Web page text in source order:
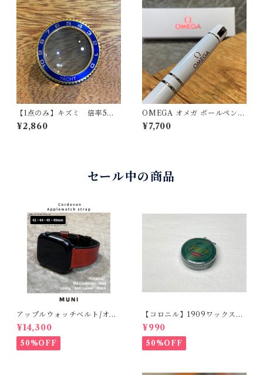
【1点のみ】キズミ 倍率5
倍 ヨットマスター2タイプ
ベゼル青金 金属製ルーペ
¥2,860
OMEGA オメガ ボールペン
ホワイト ツイスト式 箱付き 未
使用品
¥7,700
セール中の商品
アップルウォッチベルト/オイ
ルコードバン・レッド・フラ
ット（For 42/44/45/49m
m）時計バンド
¥14,300
50%OFF
【コロニル】1909ワックスポ
リッシュ バーガンディ（革
靴用）
¥990
50%OFF